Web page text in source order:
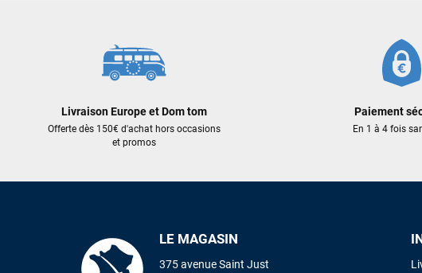
Livraison Europe et Dom tom
Offerte dès 150€ d'achat hors occasions
et promos
Paiement
En 1 à 4 fois
LE MAGASIN
375 avenue Saint Just
réactivité.
Cela faisait
trouvé une
J'ai acheté
été rapide.